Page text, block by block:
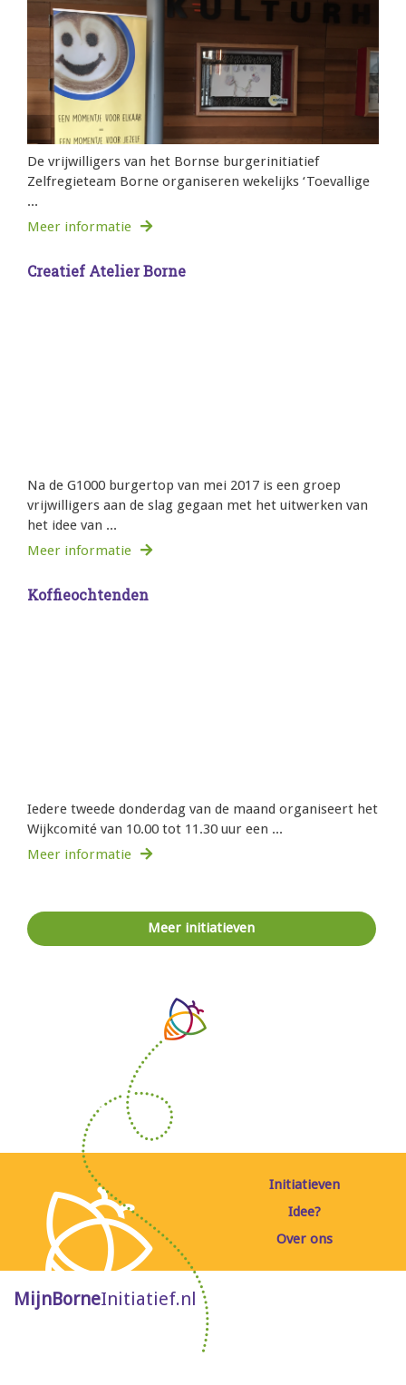
De vrijwilligers van het Bornse burgerinitiatief
Zelfregieteam Borne organiseren wekelijks ‘Toevallige
...
Meer informatie
Creatief Atelier Borne
Na de G1000 burgertop van mei 2017 is een groep
vrijwilligers aan de slag gegaan met het uitwerken van
het idee van ...
Meer informatie
Koffieochtenden
Iedere tweede donderdag van de maand organiseert het
Wijkcomité van 10.00 tot 11.30 uur een ...
Meer informatie
Meer initiatieven
Initiatieven
Idee?
Over ons
MijnBorneInitiatief.nl